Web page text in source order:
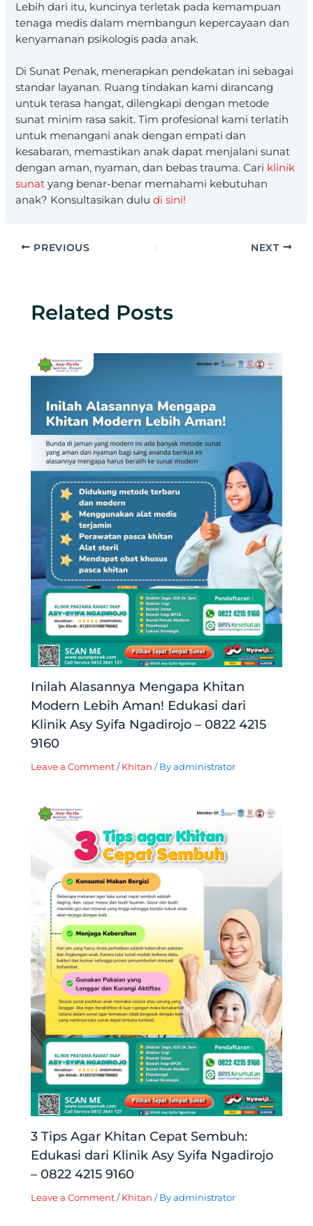
Lebih dari itu, kuncinya terletak pada kemampuan
tenaga medis dalam membangun kepercayaan dan
kenyamanan psikologis pada anak.
Di Sunat Penak, menerapkan pendekatan ini sebagai
standar layanan. Ruang tindakan kami dirancang
untuk terasa hangat, dilengkapi dengan metode
sunat minim rasa sakit. Tim profesional kami terlatih
untuk menangani anak dengan empati dan
kesabaran, memastikan anak dapat menjalani sunat
dengan aman, nyaman, dan bebas trauma.Cari klinik
sunat yang benar-benar memahami kebutuhan
anak? Konsultasikan duludi sini!
PREVIOUS NEXT
Related Posts
Inilah Alasannya Mengapa Khitan
Modern Lebih Aman! Edukasi dari
Klinik Asy Syifa Ngadirojo – 0822 4215
9160
Leave a Comment / Khitan / Byadministrator
3 Tips Agar Khitan Cepat Sembuh:
Edukasi dari Klinik Asy Syifa Ngadirojo
– 0822 4215 9160
Leave a Comment / Khitan / Byadministrator